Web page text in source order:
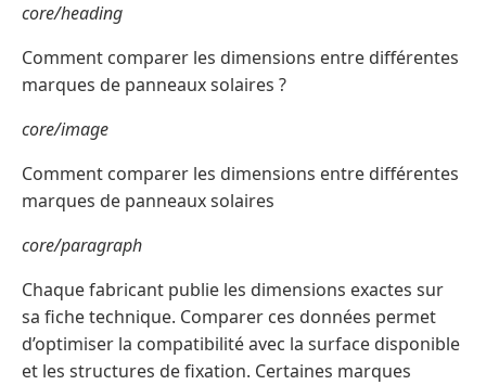
core/heading
Comment comparer les dimensions entre différentes
marques de panneaux solaires ?
core/image
Comment comparer les dimensions entre différentes
marques de panneaux solaires
core/paragraph
Chaque fabricant publie les dimensions exactes sur
sa fiche technique. Comparer ces données permet
d’optimiser la compatibilité avec la surface disponible
et les structures de fixation. Certaines marques